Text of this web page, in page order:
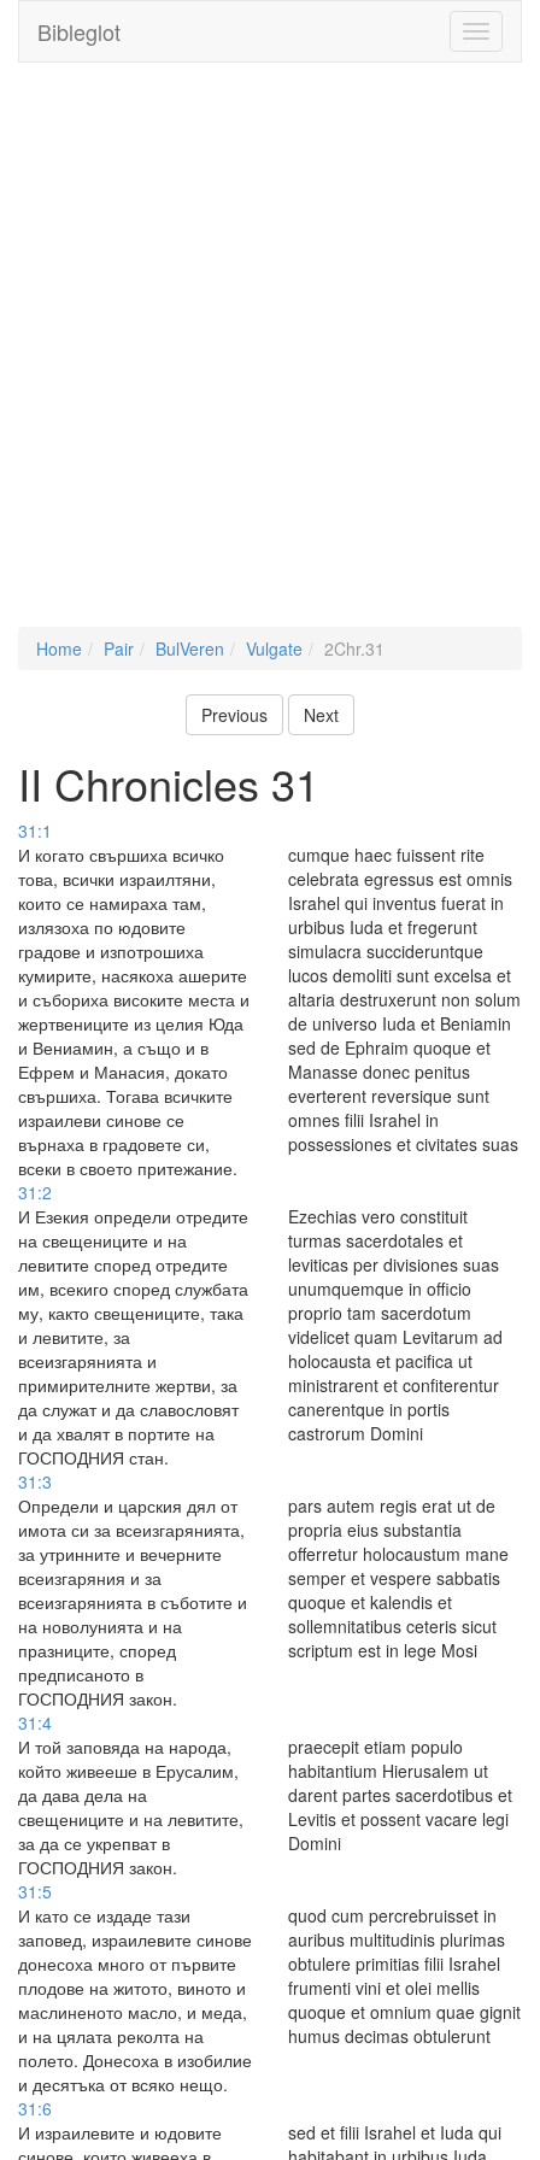
Toggle
Bibleglot
Home Pair BulVeren Vulgate 2Chr.31
Previous Next
II Chronicles 31
31:1
И когато свършиха всичко
това, всички израилтяни,
които се намираха там,
излязоха по юдовите
градове и изпотрошиха
кумирите, насякоха ашерите
и събориха високите места и
жертвениците из целия Юда
и Вениамин, а също и в
Ефрем и Манасия, докато
свършиха. Тогава всичките
израилеви синове се
върнаха в градовете си,
всеки в своето притежание.
cumque haec fuissent rite
celebrata egressus est omnis
Israhel qui inventus fuerat in
urbibus Iuda et fregerunt
simulacra succideruntque
lucos demoliti sunt excelsa et
altaria destruxerunt non solum
de universo Iuda et Beniamin
sed de Ephraim quoque et
Manasse donec penitus
everterent reversique sunt
omnes filii Israhel in
possessiones et civitates suas
31:2
И Езекия определи отредите
на свещениците и на
левитите според отредите
им, всекиго според службата
му, както свещениците, така
и левитите, за
всеизгарянията и
примирителните жертви, за
да служат и да славословят
и да хвалят в портите на
ГОСПОДНИЯ стан.
Ezechias vero constituit
turmas sacerdotales et
leviticas per divisiones suas
unumquemque in officio
proprio tam sacerdotum
videlicet quam Levitarum ad
holocausta et pacifica ut
ministrarent et confiterentur
canerentque in portis
castrorum Domini
31:3
Определи и царския дял от
имота си за всеизгарянията,
за утринните и вечерните
всеизгаряния и за
всеизгарянията в съботите и
на новолунията и на
празниците, според
предписаното в
ГОСПОДНИЯ закон.
pars autem regis erat ut de
propria eius substantia
offerretur holocaustum mane
semper et vespere sabbatis
quoque et kalendis et
sollemnitatibus ceteris sicut
scriptum est in lege Mosi
31:4
И той заповяда на народа,
който живееше в Ерусалим,
да дава дела на
свещениците и на левитите,
за да се укрепват в
ГОСПОДНИЯ закон.
praecepit etiam populo
habitantium Hierusalem ut
darent partes sacerdotibus et
Levitis et possent vacare legi
Domini
31:5
И като се издаде тази
заповед, израилевите синове
донесоха много от първите
плодове на житото, виното и
маслиненото масло, и меда,
и на цялата реколта на
полето. Донесоха в изобилие
и десятъка от всяко нещо.
quod cum percrebruisset in
auribus multitudinis plurimas
obtulere primitias filii Israhel
frumenti vini et olei mellis
quoque et omnium quae gignit
humus decimas obtulerunt
31:6
И израилевите и юдовите
sed et filii Israhel et Iuda qui